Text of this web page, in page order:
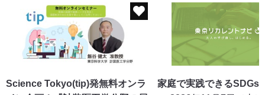
Science Tokyo(tip)発無料オンラ
家庭で実践できるSDGs